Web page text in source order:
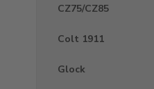
CZ75/CZ85
Colt 1911
Glock